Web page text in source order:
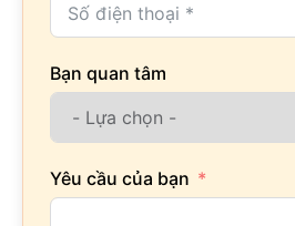
Bạn quan tâm
Yêu cầu của bạn